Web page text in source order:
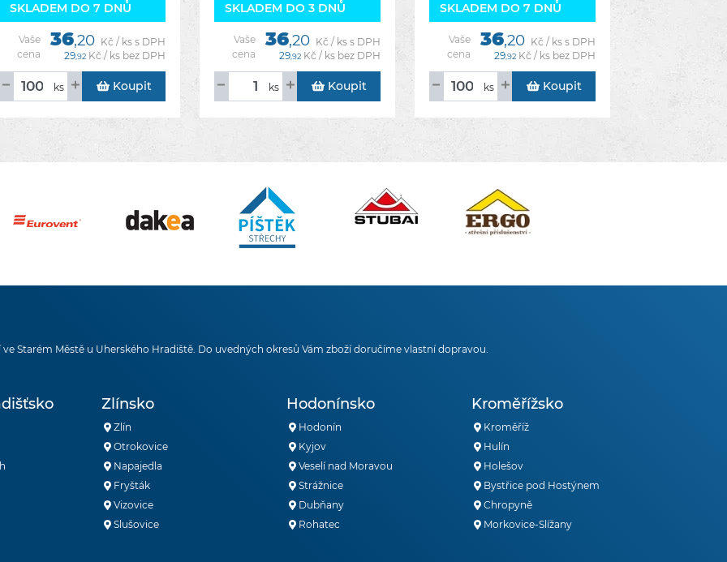
sněhové pokrývky na střeše. Jeho
hlavním úkolem je
SKLADEM DO 7 DNŮ
Vaše
cena
36,20 Kč / ks s DPH
29,92 Kč / ks bez DPH
ks Koupit
Granát 11 a Hranice 11. Jeho
hlavním úkolem je zabránit
SKLADEM DO 3 DNŮ
Vaše
cena
36,20 Kč / ks s DPH
29,92 Kč / ks bez DPH
ks Koupit
nekontrolovanému sesuvu sněhu
a ledu ze střechy. Díky správnému
SKLADEM DO 7 DNŮ
Vaše
cena
36,20 Kč / ks s DPH
29,92 Kč / ks bez DPH
ks Koupit
Starém Městě u Uherského Hradiště. Do uvedných okresů Vám zboží doručíme vlastní dopravou.
Zlínsko
Zlín
Otrokovice
Napajedla
Fryšták
Vizovice
Slušovice
Hodonínsko
Hodonín
Kyjov
Veselí nad Moravou
Strážnice
Dubňany
Rohatec
Kroměřížsko
Kroměříž
Hulín
Holešov
Bystřice pod Hostýnem
Chropyně
Morkovice-Slížany